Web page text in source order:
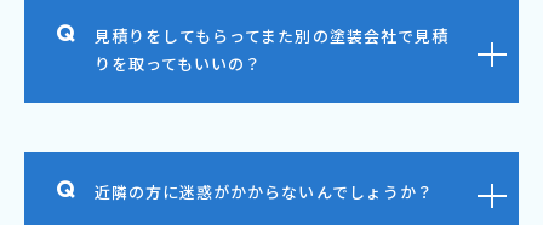
見積りをしてもらってまた別の塗装会社で見積
りを取ってもいいの？
近隣の方に迷惑がかからないんでしょうか？